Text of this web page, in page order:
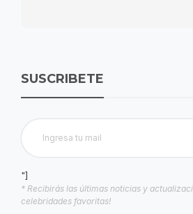
SUSCRIBETE
"]
* Recibirás las últimas noticias y
celebridades favoritas!